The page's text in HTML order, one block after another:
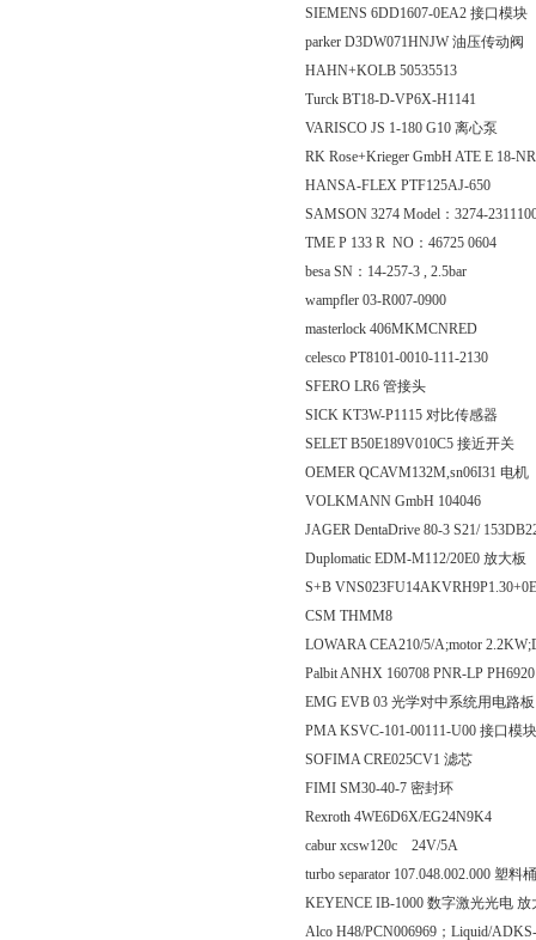
SIEMENS 6DD1607-0EA2 接口模块
parker D3DW071HNJW 油压传动阀
HAHN+KOLB 50535513
Turck BT18-D-VP6X-H1141
VARISCO JS 1-180 G10 离心泵
RK Rose+Krieger GmbH ATE E 18-
HANSA-FLEX PTF125AJ-650
SAMSON 3274 Model：3274-
TME P 133 R NO：46725 0604
besa SN：14-257-3 , 2.5bar
wampfler 03-R007-0900
masterlock 406MKMCNRED
celesco PT8101-0010-111-2130
SFERO LR6 管接头
SICK KT3W-P1115 对比传感器
SELET B50E189V010C5 接近开关
OEMER QCAVM132M,sn06I31 电机
VOLKMANN GmbH 104046
JAGER DentaDrive 80-3 S21/
Duplomatic EDM-M112/20E0 放大板
S+B
CSM THMM8
LOWARA CEA210/5/A;motor
Palbit ANHX 160708 PNR-LP
EMG EVB 03 光学对中系统用电路板
PMA KSVC-101-00111-U00 接口模块
SOFIMA CRE025CV1 滤芯
FIMI SM30-40-7 密封环
Rexroth 4WE6D6X/EG24N9K4
cabur xcsw120c 24V/5A
turbo separator 107.048.002.000 塑料桶
KEYENCE IB-1000 数字激光光电 放
Alco H48/PCN006969；Liquid/